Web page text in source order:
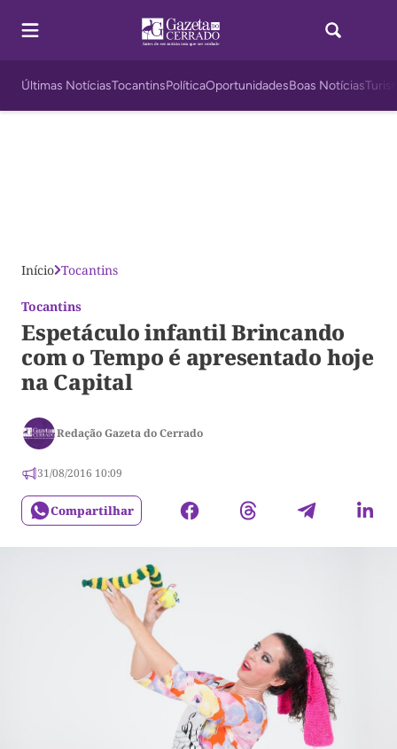
Últimas NotíciasTocantinsPolíticaOportunidadesBoas Notícias
Início Tocantins
Tocantins
Espetáculo infantil Brincando
com o Tempo é apresentado hoje
na Capital
Redação Gazeta do Cerrado
31/08/2016 10:09
Compartilhar